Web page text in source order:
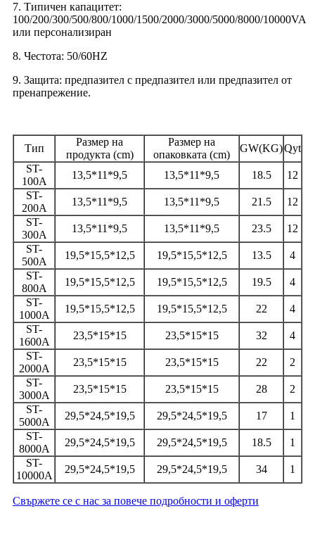
7. Типичен капацитет:
100/200/300/500/800/1000/1500/2000/3000/5000/8000/10000VA
или персонализиран
8. Честота: 50/60HZ
9. Защита: предпазител с предпазител или предпазител от
пренапрежение.
Тип
Размер на
продукта (cm)
Размер на
опаковката (cm)
GW(KG)Qyt
ST-
100A
13,5*11*9,5 13,5*11*9,5 18.5
12
ST-
200A
13,5*11*9,5 13,5*11*9,5 21.5
12
ST-
300A
13,5*11*9,5 13,5*11*9,5 23.5
12
ST-
500A
19,5*15,5*12,5 19,5*15,5*12,5 13.5
4
ST-
800A
19,5*15,5*12,5 19,5*15,5*12,5 19.5
4
ST-
1000A
19,5*15,5*12,5 19,5*15,5*12,5 22
4
ST-
1600A
23,5*15*15 23,5*15*15 32
4
ST-
2000A
23,5*15*15 23,5*15*15 22
2
ST-
3000A
23,5*15*15 23,5*15*15 28
2
ST-
5000A
29,5*24,5*19,5 29,5*24,5*19,5 17
1
ST-
8000A
29,5*24,5*19,5 29,5*24,5*19,5 18.5
1
ST-
10000A
29,5*24,5*19,5 29,5*24,5*19,5 34 1
Свържете се с нас за повече подробности и оферти